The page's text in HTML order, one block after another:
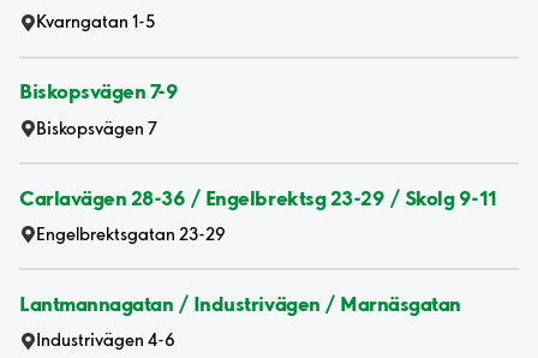
Kvarngatan 1-5
Biskopsvägen 7-9
Biskopsvägen 7
Carlavägen 28-36 / Engelbrektsg 23-29 / Skolg 9-11
Engelbrektsgatan 23-29
Lantmannagatan / Industrivägen / Marnäsgatan
Industrivägen 4-6